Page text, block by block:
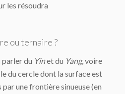
les résoudra
ou ternaire ?
parler du Yinet du Yang, voire
du cercle dont la surface est
une frontière sinueuse (en